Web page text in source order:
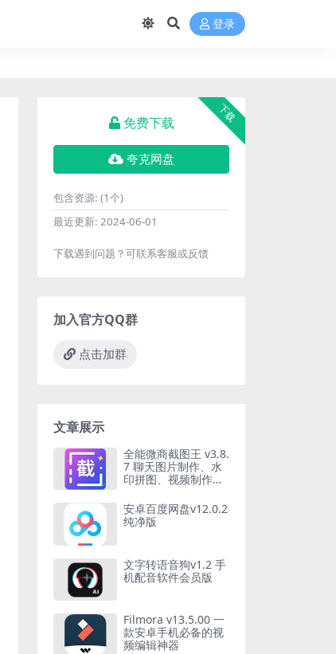
登录
下载
免费下载
夸克网盘
包含资源: (1个)
最近更新: 2024-06-01
下载遇到问题？可联系客服或反馈
加入官方QQ群
点击加群
文章展示
全能微商截图王 v3.8.
7 聊天图片制作、水
印拼图、视频制作，
安卓百度网盘v12.0.2
纯净版
文字转语音狗v1.2 手
机配音软件会员版
Filmora v13.5.00 一
款安卓手机必备的视
频编辑神器